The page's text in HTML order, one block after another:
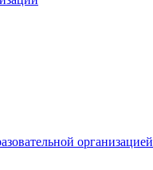
организацией